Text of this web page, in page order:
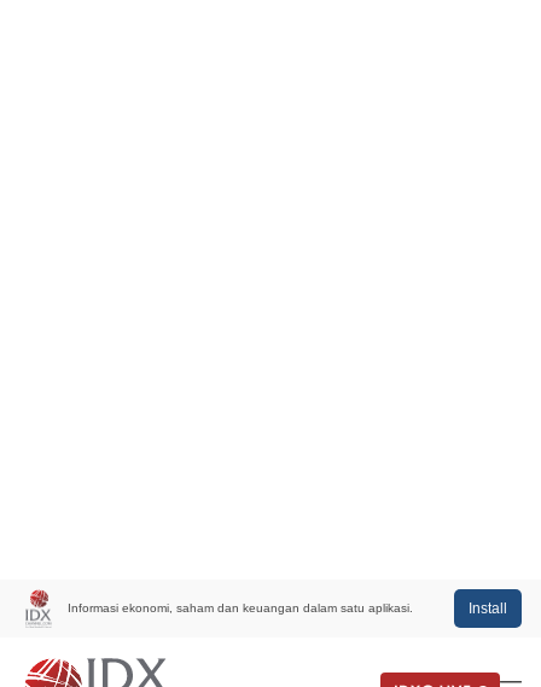
Informasi ekonomi, saham dan keuangan dalam satu aplikasi. Install